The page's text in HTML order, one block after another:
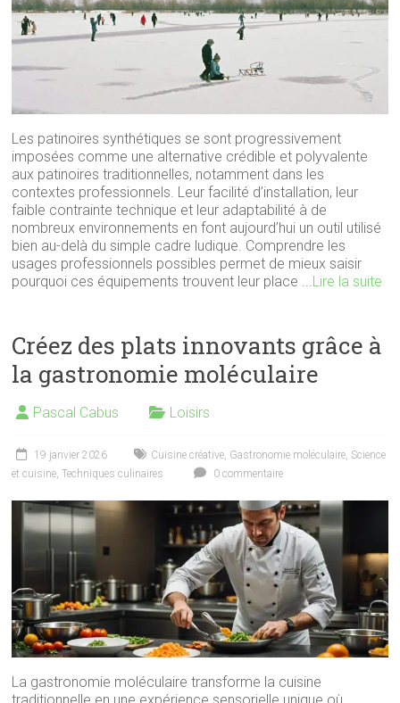
Les patinoires synthétiques se sont progressivement
imposées comme une alternative crédible et polyvalente
aux patinoires traditionnelles, notamment dans les
contextes professionnels. Leur facilité d’installation, leur
faible contrainte technique et leur adaptabilité à de
nombreux environnements en font aujourd’hui un outil utilisé
bien au-delà du simple cadre ludique. Comprendre les
usages professionnels possibles permet de mieux saisir
pourquoi ces équipements trouvent leur place ...Lire la suite
Créez des plats innovants grâce à
la gastronomie moléculaire
Pascal Cabus Loisirs
19 janvier 2026 Cuisine créative, Gastronomie moléculaire, Science
et cuisine,Techniques culinaires 0 commentaire
La gastronomie moléculaire transforme la cuisine
traditionnelle en une expérience sensorielle unique où